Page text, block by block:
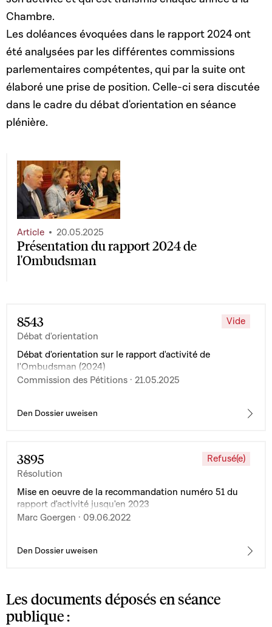
Chambre.
Les doléances évoquées dans le rapport 2024 ont
été analysées par les différentes commissions
parlementaires compétentes, qui par la suite ont
élaboré une prise de position. Celle-ci sera discutée
dans le cadre du débat d'orientation en séance
plénière.
Présentation du rapport 2024 de
l'Ombudsman
Article 20.05.2025
8543
Débat d'orientation
Vide
Débat d'orientation sur le rapport d'activité de
l'Ombudsman (2024)
Commission des Pétitions · 21.05.2025
Den Dossier uweisen
3895
Résolution
Refusé(e)
Mise en oeuvre de la recommandation numéro 51 du
rapport d'activité jusqu'en 2023
Marc Goergen · 09.06.2022
Den Dossier uweisen
Les documents déposés en séance
publique :